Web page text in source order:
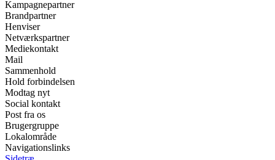
Kampagnepartner
Brandpartner
Henviser
Netværkspartner
Mediekontakt
Mail
Sammenhold
Hold forbindelsen
Modtag nyt
Social kontakt
Post fra os
Brugergruppe
Lokalområde
Navigationslinks